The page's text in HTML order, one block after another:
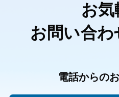
お気
お問い合
電話からの